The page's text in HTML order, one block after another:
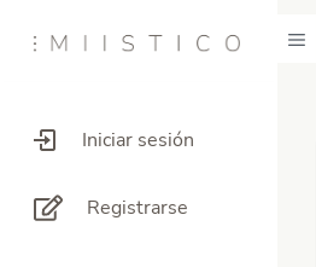
Iniciar sesión
Registrarse